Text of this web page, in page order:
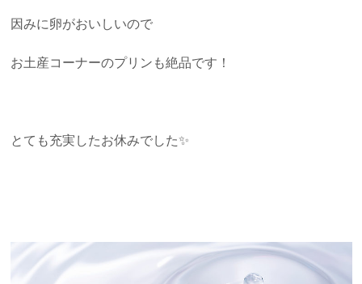
因みに卵がおいしいので
お土産コーナーのプリンも絶品です！
とても充実したお休みでした✨